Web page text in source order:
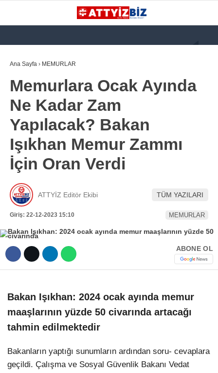
WhatsApp İhbar
KATEGORİLER
GÜNDEM
112 ACİL
KPSS
ATT
STK
İLANLAR
TERCİH ROBOTU
Ana Sayfa › MEMURLAR
Memurlara Ocak Ayında
Ne Kadar Zam
Yapılacak? Bakan
Işıkhan Memur Zammı
İçin Oran Verdi
ATTYİZ Editör Ekibi TÜM YAZILARI
Giriş: 22-12-2023 15:10 MEMURLAR
ABONE OL
Bakan Işıkhan: 2024 ocak ayında memur
maaşlarının yüzde 50 civarında artacağı
tahmin edilmektedir
Bakanların yaptığı sunumların ardından soru- cevaplara
geçildi. Çalışma ve Sosyal Güvenlik Bakanı Vedat